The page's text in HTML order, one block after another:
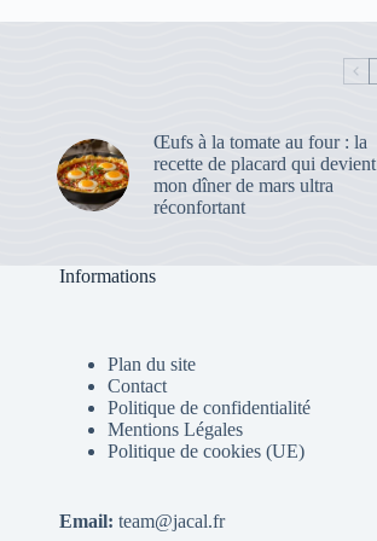
Œufs à la tomate au four : la
recette de placard qui devient
mon dîner de mars ultra
réconfortant
Informations
Plan du site
Contact
Politique de confidentialité
Mentions Légales
Politique de cookies (UE)
Email: team@jacal.fr